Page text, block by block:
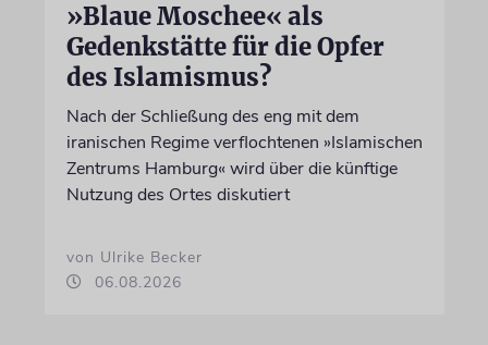
»Blaue Moschee« als
Gedenkstätte für die Opfer
des Islamismus?
Nach der Schließung des eng mit dem
iranischen Regime verflochtenen »Islamischen
Zentrums Hamburg« wird über die künftige
Nutzung des Ortes diskutiert
von Ulrike Becker
06.08.2026